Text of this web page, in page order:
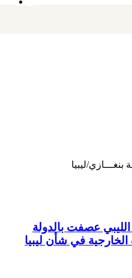
ليبيا
عصفت بالدولة
في شأن ليبيا